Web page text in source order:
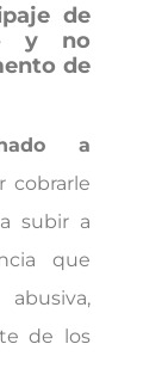
de
y no
de
a
cobrarle
subir a
que
de los